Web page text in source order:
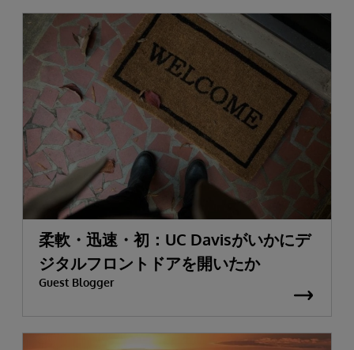
柔軟・迅速・初：UC Davisがいかにデ
ジタルフロントドアを開いたか
Guest Blogger